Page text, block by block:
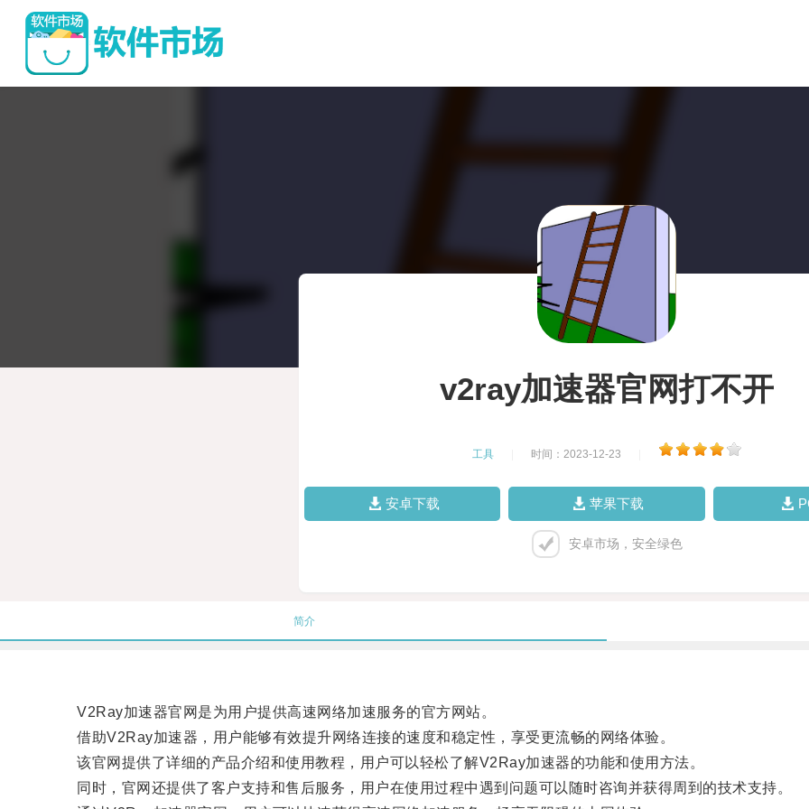
v2ray加速器官网打不开
工具 时间：2023-12-23
安卓下载 苹果下载
安卓市场，安全绿色
简介
V2Ray加速器官网是为用户提供高速网络加速服务的官方网站。
借助V2Ray加速器，用户能够有效提升网络连接的速度和稳定性，享受更流畅的网络体验。
该官网提供了详细的产品介绍和使用教程，用户可以轻松了解V2Ray加速器的功能和使用方法。
同时，官网还提供了客户支持和售后服务，用户在使用过程中遇到问题可以随时咨询并获得周到的技术支持。